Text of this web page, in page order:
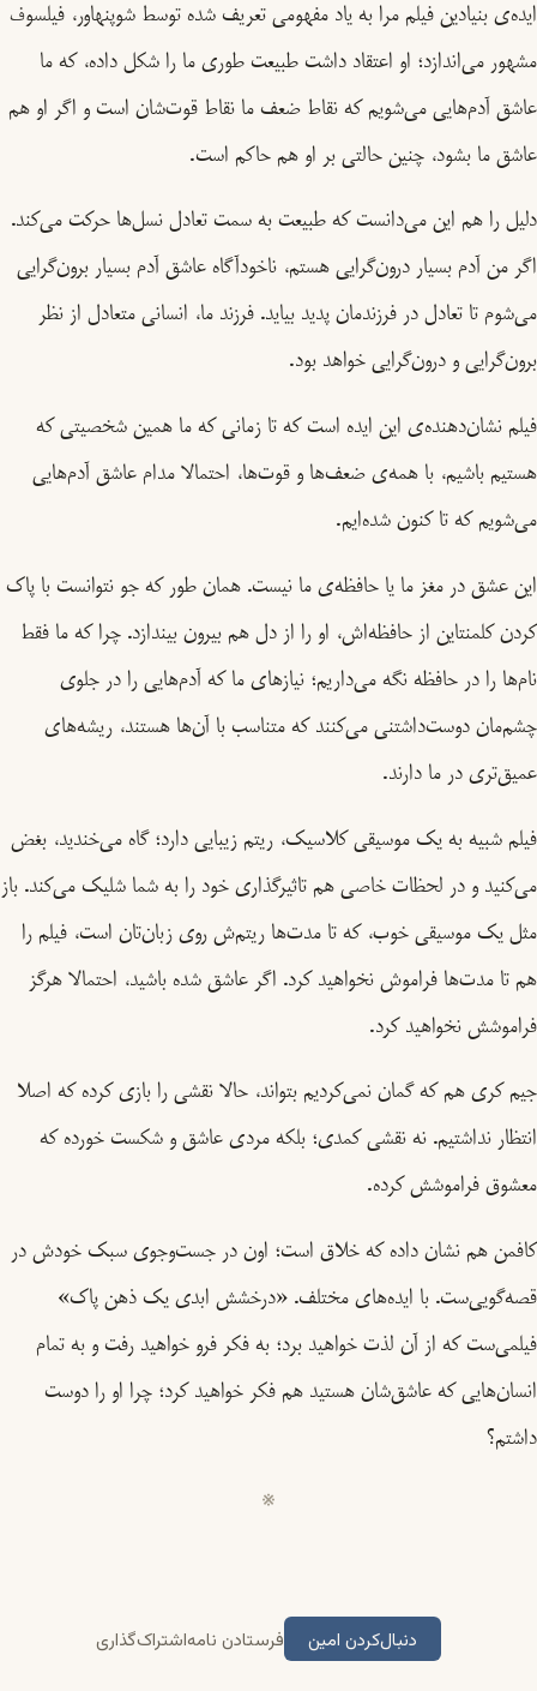
ایده‌ی بنیادین فیلم مرا به یاد مفهومی تعریف شده توسط شوپنهاور، فیلسوف
مشهور می‌اندازد؛ او اعتقاد داشت طبیعت طوری ما را شکل داده، که ما
عاشق آدم‌هایی می‌شویم که نقاط ضعف ما نقاط قوت‌شان است و اگر او هم
عاشق ما بشود، چنین حالتی بر او هم حاکم است.
دلیل را هم این می‌دانست که طبیعت به سمت تعادل نسل‌ها حرکت می‌کند.
اگر من آدم بسیار درون‌گرایی هستم، ناخودآگاه عاشق آدم بسیار برون‌گرایی
می‌شوم تا تعادل در فرزندمان پدید بیاید. فرزند ما، انسانی متعادل از نظر
برون‌گرایی و درون‌گرایی خواهد بود.
فیلم نشان‌دهنده‌ی این ایده‌ است که تا زمانی که ما همین شخصیتی که
هستیم باشیم، با همه‌ی ضعف‌ها و قوت‌ها، احتمالا مدام عاشق آدم‌هایی
می‌شویم که تا کنون شده‌ایم.
این عشق در مغز ما یا حافظه‌ی ما نیست. همان طور که جو نتوانست با پاک
کردن کلمنتاین از حافظه‌اش، او را از دل هم بیرون بیندازد. چرا که ما فقط
نام‌ها را در حافظه نگه می‌داریم؛ نیازهای ما که آدم‌هایی را در جلوی
چشم‌مان دوست‌داشتنی می‌کنند که متناسب با آن‌ها هستند، ریشه‌‌های
عمیق‌تری در ما دارند.
فیلم شبیه به یک موسیقی کلاسیک، ریتم زیبایی دارد؛ گاه می‌خندید، بغض
می‌کنید و در لحظات خاصی هم تاثیرگذاری خود را به شما شلیک می‌کند. باز
مثل یک موسیقی خوب، که تا مدت‌ها ریتم‌ش روی زبان‌تان است، فیلم را
هم تا مدت‌ها فراموش نخواهید کرد. اگر عاشق شده باشید، احتمالا هرگز
فراموشش نخواهید کرد.
جیم کری هم که گمان نمی‌کردیم بتواند، حالا نقشی را بازی کرده که اصلا
انتظار نداشتیم. نه نقشی کمدی؛ بلکه مردی عاشق و شکست خورده که
معشوق فراموشش کرده.
کافمن هم نشان داده که خلاق است؛ اون در جست‌وجوی سبک خودش در
قصه‌گویی‌ست. با ایده‌های مختلف. «درخشش ابدی یک ذهن پاک»
فیلمی‌ست که از آن لذت خواهید برد؛ به فکر فرو خواهید رفت و به تمام
انسان‌هایی که عاشق‌شان هستید هم فکر خواهید کرد؛ چرا او را دوست
داشتم؟
دنبال‌کردن امین فرستادن نامهاشتراک‌گذاری